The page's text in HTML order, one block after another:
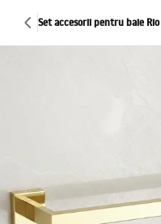
Set accesorii pentru baie Rio